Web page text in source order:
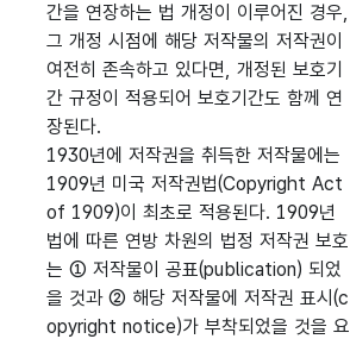
간을 연장하는 법 개정이 이루어진 경우,
그 개정 시점에 해당 저작물의 저작권이
여전히 존속하고 있다면, 개정된 보호기
간 규정이 적용되어 보호기간도 함께 연
장된다.
1930년에 저작권을 취득한 저작물에는
1909년 미국 저작권법(Copyright Act
of 1909)이 최초로 적용된다. 1909년
법에 따른 연방 차원의 법정 저작권 보호
는 ① 저작물이 공표(publication) 되었
을 것과 ② 해당 저작물에 저작권 표시(c
opyright notice)가 부착되었을 것을 요